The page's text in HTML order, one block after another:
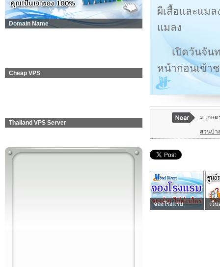
Domain Name
Cheap VPS
Thailand VPS Server
ผีเสื้อและแม
แมลง
เปิดวันจัน
หน้าก่อนเข้า
ม.เกษ
สวนป่า
จองโรงแรม เว็